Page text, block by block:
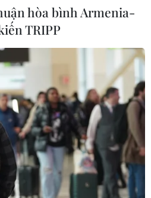
hòa bình Armenia-
TRIPP